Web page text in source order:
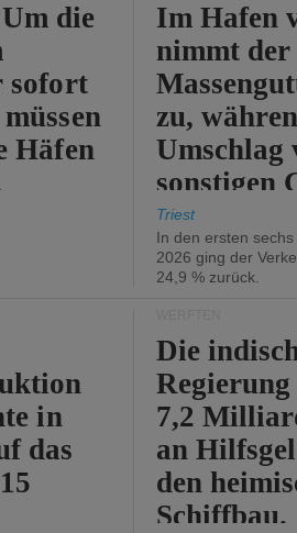
die
sofort
Häfen
Im Hafen
nimmt der
zu,
Umschlag
sonstigen
abnimmt.
Triest
In den ersten
2026 ging der
24,9 % zurück.
in
das
Die
7,2
an
den
Schiffbau.